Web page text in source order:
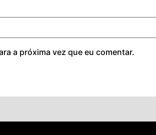
a próxima vez que eu comentar.